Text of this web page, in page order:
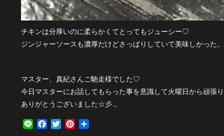
チキンは分厚いのに柔らかくてとってもジューシー♡
ジンジャーソースも濃厚だけどさっぱりしていて美味しかった。
マスター、真紀さんご馳走様でした♡
今日マスターにお話してもらった事を意識して火曜日から頑張
ありがとうございました☆彡.。
Line Facebook
TwitterPinterest